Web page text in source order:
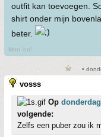
outfit kan toevoegen.
shirt onder mijn
beter.
Mon 'en!
•
vosss
Op
volgende:
Zelfs een puber zou ik